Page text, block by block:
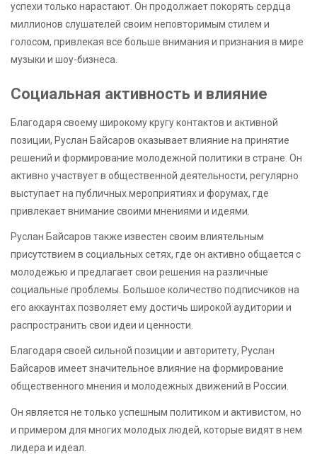
успехи только нарастают. Он продолжает покорять сердца
миллионов слушателей своим неповторимым стилем и
голосом, привлекая все больше внимания и признания в мире
музыки и шоу-бизнеса.
Социальная активность и влияние
Благодаря своему широкому кругу контактов и активной
позиции, Руслан Байсаров оказывает влияние на принятие
решений и формирование молодежной политики в стране. Он
активно участвует в общественной деятельности, регулярно
выступает на публичных мероприятиях и форумах, где
привлекает внимание своими мнениями и идеями.
Руслан Байсаров также известен своим влиятельным
присутствием в социальных сетях, где он активно общается с
молодежью и предлагает свои решения на различные
социальные проблемы. Большое количество подписчиков на
его аккаунтах позволяет ему достичь широкой аудитории и
распространить свои идеи и ценности.
Благодаря своей сильной позиции и авторитету, Руслан
Байсаров имеет значительное влияние на формирование
общественного мнения и молодежных движений в России.
Он является не только успешным политиком и активистом, но
и примером для многих молодых людей, которые видят в нем
лидера и идеал.